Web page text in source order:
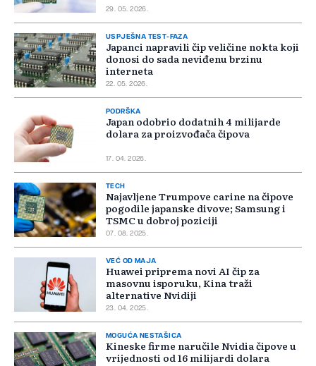
29. 05. 2026.
USPJEŠNA TEST-FAZA
Japanci napravili čip veličine nokta koji
donosi do sada neviđenu brzinu
interneta
22. 05. 2026.
PODRŠKA
Japan odobrio dodatnih 4 milijarde
dolara za proizvođača čipova
17. 04. 2026.
TECH
Najavljene Trumpove carine na čipove
pogodile japanske divove; Samsung i
TSMC u dobroj poziciji
07. 08. 2025.
VEĆ OD MAJA
Huawei priprema novi AI čip za
masovnu isporuku, Kina traži
alternative Nvidiji
23. 04. 2025.
MOGUĆA NESTAŠICA
Kineske firme naručile Nvidia čipove u
vrijednosti od 16 milijardi dolara